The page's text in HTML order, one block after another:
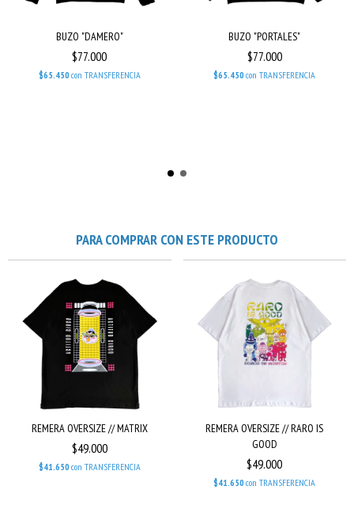
BUZO "DAMERO"
$77.000
$65.450con TRANSFERENCIA
BUZO "PORTALES"
$77.000
$65.450con TRANSFERENCIA
PARA COMPRAR CON ESTE PRODUCTO
REMERA OVERSIZE // MATRIX
$49.000
$41.650con TRANSFERENCIA
REMERA OVERSIZE // RARO IS
GOOD
$49.000
$41.650con TRANSFERENCIA